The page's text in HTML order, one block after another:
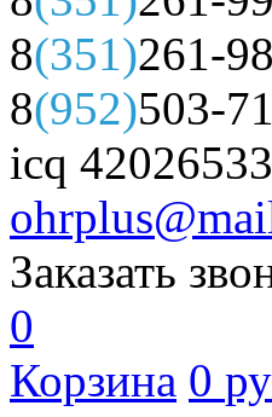
8(351)261-
8(952)503-
icq
Заказать
0
Корзина 0